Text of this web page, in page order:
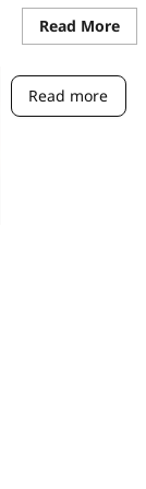
Read MoreRead
Read more